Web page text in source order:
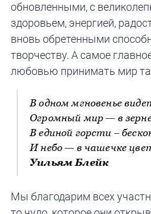
обновленными, с
здоровьем, энергией,
вновь обретенными
творчеству. А самое
любовью принимать мир
В одном мгновенье
Огромный мир — в
В единой горсти –
И небо — в чашечке
Уильям Блейк
Мы благодарим всех